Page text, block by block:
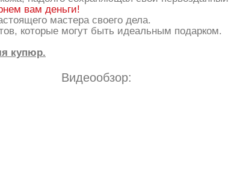
вам деньги!
мастера своего дела.
которые могут быть идеальным подарком.
купюр.
Видеообзор: